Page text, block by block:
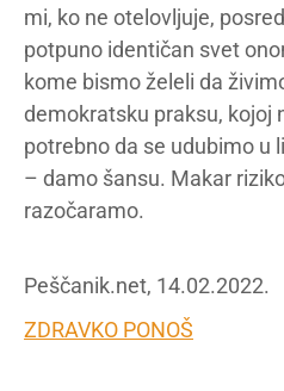
mi, ko ne otelovljuje,
potpuno identičan svet
kome bismo želeli da
demokratsku praksu, kojoj
potrebno da se udubimo u
– damo šansu. Makar
razočaramo.
Peščanik.net, 14.02.2022.
ZDRAVKO PONOŠ